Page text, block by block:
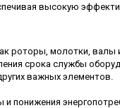
высокую
роторы, молотки, валы
срока службы
важных элементов.
понижения